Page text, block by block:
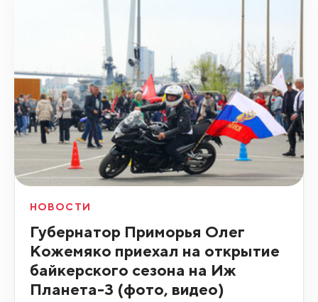
НОВОСТИ
Губернатор Приморья Олег
Кожемяко приехал на открытие
байкерского сезона на Иж
Планета-3 (фото, видео)